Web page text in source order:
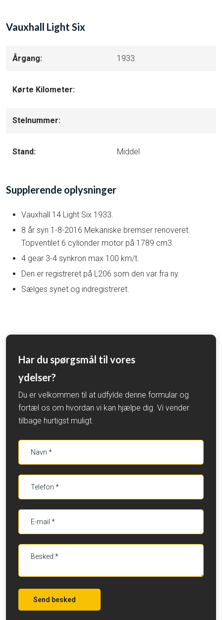
Vauxhall​ Light Six
Årgang​: 1933​
Kørte Kilometer:
Stelnummer:
Stand: Middel
Supplerende oplysninger​
Vauxhall 14 Light Six 1933.
8 år syn 1-8-2016 Mekaniske bremser renoveret.
Topventilet 6 cylionder motor på 1789 cm3.
4 gear 3-4 synkron max 100 km/t.
Den er registreret på L206 som den var fra ny.
Sælges synet og indregistreret.
Har du spørgsmål til vores
ydelser?
Du er velkommen til at udfylde denne formular og
fortæl os om hvordan vi kan hjælpe dig. Vi vender
tilbage hurtigst muligt.